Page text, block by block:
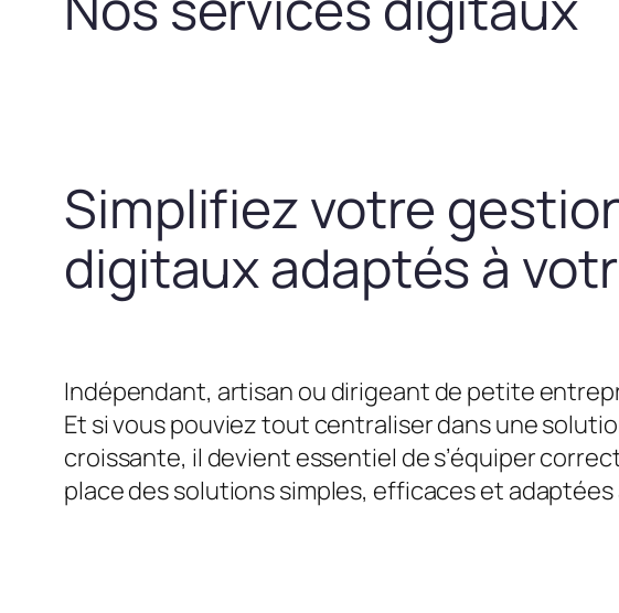
Simplifiez votre
digitaux adaptés à
Indépendant, artisan ou dirigeant de petite
Et si vous pouviez tout centraliser dans une
croissante, il devient essentiel de s’équiper
place des solutions simples, efficaces et